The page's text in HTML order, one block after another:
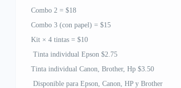
Combo 2 = $18
Combo 3 (con papel) = $15
Kit × 4 tintas = $10
Tinta individual Epson $2.75
Tinta individual Canon, Brother, Hp $3.50
Disponible para Epson, Canon, HP y Brother